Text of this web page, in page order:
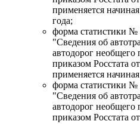
применяется
года;
форма статистики №
"Сведения об
автодорог необщего
приказом Росстата
применяется
форма статистики №
"Сведения об
автодорог необщего
приказом Росстата